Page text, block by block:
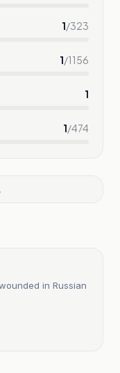
1/323
1/1156
1
1/474
in Russian